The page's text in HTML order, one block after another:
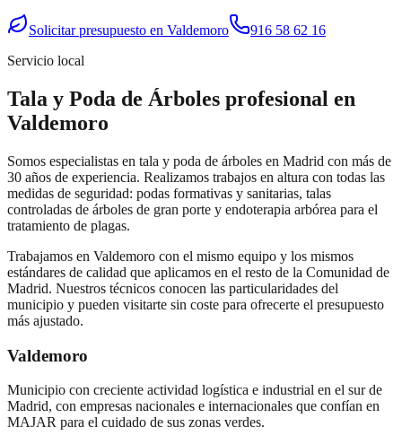
Solicitar presupuesto en Valdemoro
916 58 62 16
Servicio local
Tala y Poda de Árboles profesional en
Valdemoro
Somos especialistas en tala y poda de árboles en Madrid con más de
30 años de experiencia. Realizamos trabajos en altura con todas las
medidas de seguridad: podas formativas y sanitarias, talas
controladas de árboles de gran porte y endoterapia arbórea para el
tratamiento de plagas.
Trabajamos en Valdemoro con el mismo equipo y los mismos
estándares de calidad que aplicamos en el resto de la Comunidad de
Madrid. Nuestros técnicos conocen las particularidades del
municipio y pueden visitarte sin coste para ofrecerte el presupuesto
más ajustado.
Valdemoro
Municipio con creciente actividad logística e industrial en el sur de
Madrid, con empresas nacionales e internacionales que confían en
MAJAR para el cuidado de sus zonas verdes.